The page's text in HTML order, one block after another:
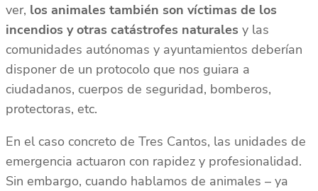
ver, los animales también son víctimas de los
incendios y otras catástrofes naturales y las
comunidades autónomas y ayuntamientos deberían
disponer de un protocolo que nos guiara a
ciudadanos, cuerpos de seguridad, bomberos,
protectoras, etc.
En el caso concreto de Tres Cantos, las unidades de
emergencia actuaron con rapidez y profesionalidad.
Sin embargo, cuando hablamos de animales – ya